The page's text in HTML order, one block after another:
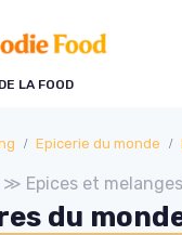
LA FOOD
Epicerie du monde
≫ Epices et melanges
du
cookies